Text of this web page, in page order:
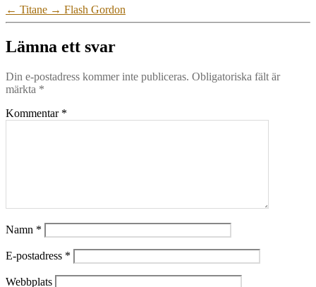
← Titane → Flash Gordon
Lämna ett svar
Din e-postadress kommer inte publiceras. Obligatoriska fält är
märkta *
Kommentar *
Namn *
E-postadress *
Webbplats